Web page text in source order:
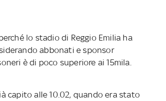
lo stadio di Reggio Emilia ha
abbonati e sponsor
è di poco superiore ai 15mila.
capito alle 10.02, quando era stato